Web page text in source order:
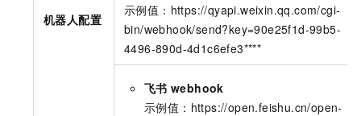
机器人配置
示例值：https://qyapi.weixin.qq.com/cgi-
bin/webhook/send?key=90e25f1d-99b5-
4496-890d-4d1c6efe3****
飞书 webhook
示例值：https://open.feishu.cn/open-